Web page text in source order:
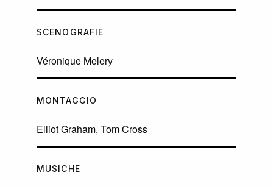
SCENOGRAFIE
Véronique Melery
MONTAGGIO
Elliot Graham, Tom Cross
MUSICHE